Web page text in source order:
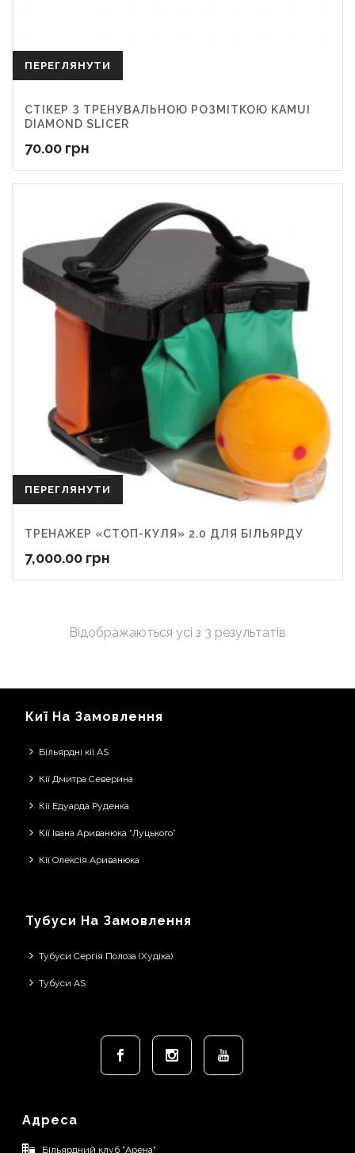
ПЕРЕГЛЯНУТИ
СТІКЕР З ТРЕНУВАЛЬНОЮ РОЗМІТКОЮ KAMUI
DIAMOND SLICER
70.00 грн
ПЕРЕГЛЯНУТИ
ТРЕНАЖЕР «СТОП-КУЛЯ» 2.0 ДЛЯ БІЛЬЯРДУ
7,000.00 грн
Відображаються усі з 3 результатів
Киї На Замовлення
Більярдні кії AS
Кії Дмитра Северина
Кії Едуарда Руденка
Кії Івана Ариванюка “Луцького”
Кії Олексія Ариванюка
Тубуси На Замовлення
Тубуси Сергія Полоза (Худіка)
Тубуси AS
Адреса
Більярдний клуб "Арена"